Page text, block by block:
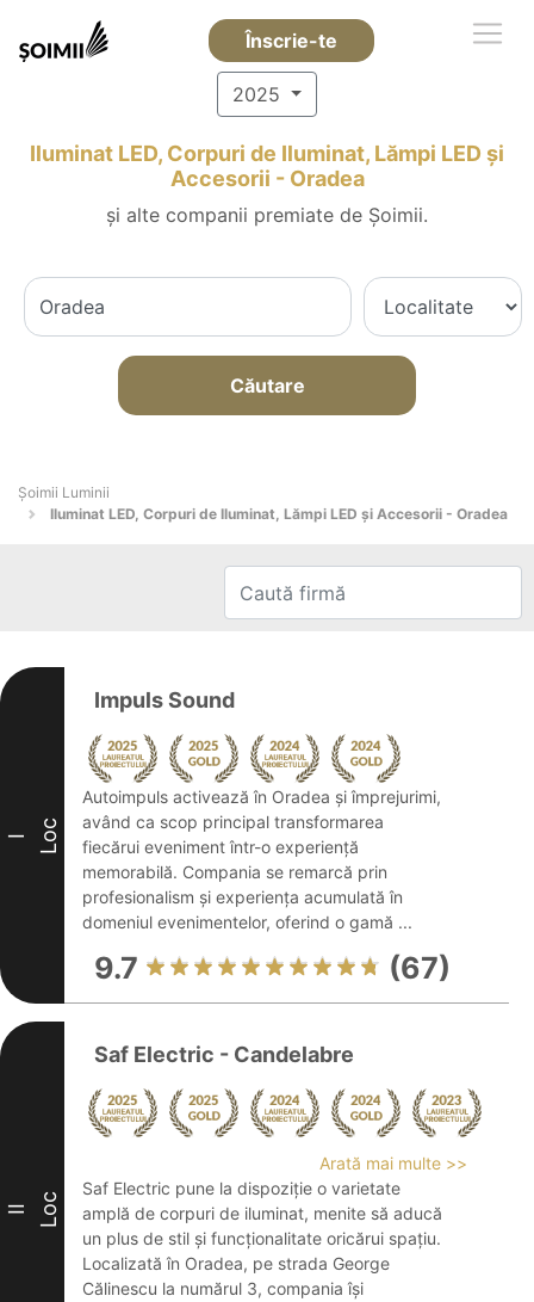
Înscrie-te
2025
Iluminat LED, Corpuri de Iluminat, Lămpi LED și
Accesorii - Oradea
și alte companii premiate de Șoimii.
Căutare
Șoimii Luminii
Iluminat LED, Corpuri de Iluminat, Lămpi LED și Accesorii - Oradea
I Loc
Impuls Sound
Autoimpuls activează în Oradea și împrejurimi,
având ca scop principal transformarea
fiecărui eveniment într-o experiență
memorabilă. Compania se remarcă prin
profesionalism și experiența acumulată în
domeniul evenimentelor, oferind o gamă ...
9.7 (67)
II Loc
Saf Electric - Candelabre
Arată mai multe >>
Saf Electric pune la dispoziție o varietate
amplă de corpuri de iluminat, menite să aducă
un plus de stil și funcționalitate oricărui spațiu.
Localizată în Oradea, pe strada George
Călinescu la numărul 3, compania își